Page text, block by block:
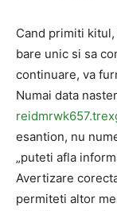
Cand primiti
bare unic si sa
continuare, va
Numai data
esantion, nu
„puteti afla
Avertizare
permiteti altor